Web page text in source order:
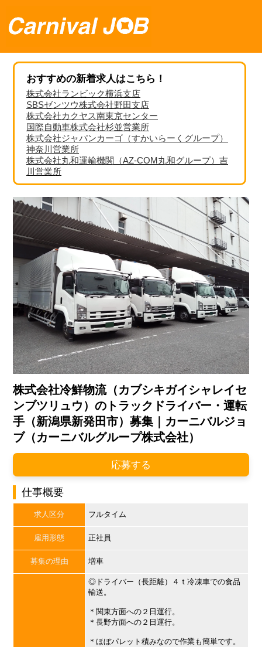
おすすめの新着求人はこちら！
株式会社ランビック横浜支店
SBSゼンツウ株式会社野田支店
株式会社カクヤス南東京センター
国際自動車株式会社杉並営業所
株式会社ジャパンカーゴ（すかいらーくグループ）
神奈川営業所
株式会社丸和運輸機関（AZ-COM丸和グループ）吉
川営業所
株式会社冷鮮物流（カブシキガイシャレイセ
ンブツリュウ）のトラックドライバー・運転
手（新潟県新発田市）募集｜カーニバルジョ
ブ（カーニバルグループ株式会社）
応募する
仕事概要
求人区分 フルタイム
雇用形態 正社員
募集の理由 増車
◎ドライバー（長距離）４ｔ冷凍車での食品
輸送。
＊関東方面への２日運行。
＊長野方面への２日運行。
＊ほぼパレット積みなので作業も簡単です。